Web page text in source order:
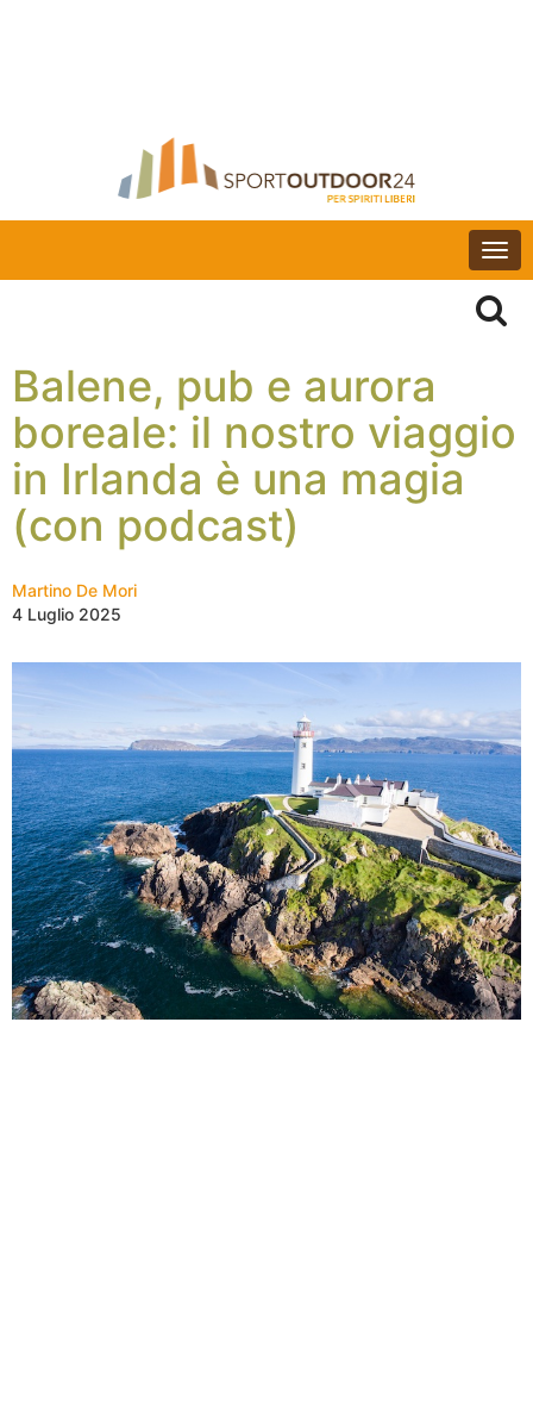
Balene, pub e aurora
boreale: il nostro viaggio
in Irlanda è una magia
(con podcast)
Martino De Mori
4 Luglio 2025